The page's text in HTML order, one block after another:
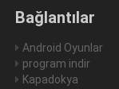
Bağlantılar
Android Oyunlar
program indir
Kapadokya